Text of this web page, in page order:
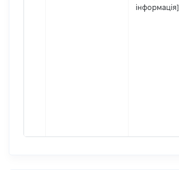
інформація]